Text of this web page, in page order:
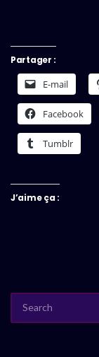
Partager :
E-mail
Facebook
Tumblr
J’aime ça :
FOR: